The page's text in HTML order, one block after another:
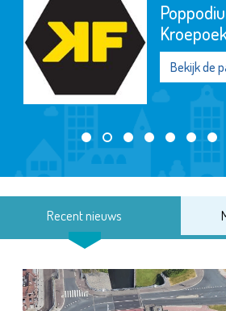
Bekijk de
Recent nieuws